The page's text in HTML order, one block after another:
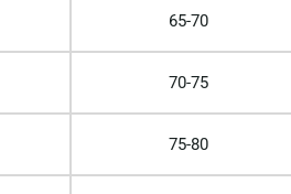
65-70
70-75
75-80